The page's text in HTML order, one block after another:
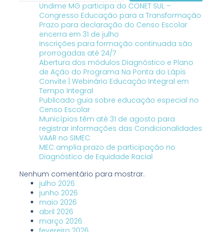
Undime MG participa do CONET SUL –
Congresso Educação para a Transformação
Prazo para declaração do Censo Escolar
encerra em 31 de julho
Inscrições para formação continuada são
prorrogadas até 24/7
Abertura dos módulos Diagnóstico e Plano
de Ação do Programa Na Ponta do Lápis
Convite | Webinário Educação Integral em
Tempo Integral
Publicado guia sobre educação especial no
Censo Escolar
Municípios têm até 31 de agosto para
registrar informações das Condicionalidades
VAAR no SIMEC
MEC amplia prazo de participação no
Diagnóstico de Equidade Racial
Nenhum comentário para mostrar.
julho 2026
junho 2026
maio 2026
abril 2026
março 2026